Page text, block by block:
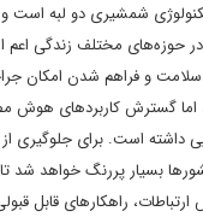
شمشیری دو لبه است
حوزه‌های مختلف زندگی اعم
و فراهم شدن امکان
اما گسترش کاربردهای هوش
داشته است. برای جلوگیری
بسیار پررنگ خواهد شد تا
راهکارهای قابل